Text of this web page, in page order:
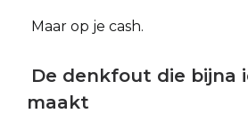
Maar op je cash.
De denkfout die bijna
maakt